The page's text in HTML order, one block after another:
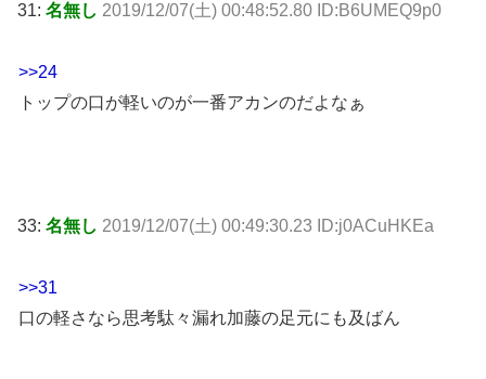
31: 名無し 2019/12/07(土) 00:48:52.80 ID:B6UMEQ9p0
>>24
トップの口が軽いのが一番アカンのだよなぁ
33: 名無し 2019/12/07(土) 00:49:30.23 ID:j0ACuHKEa
>>31
口の軽さなら思考駄々漏れ加藤の足元にも及ばん